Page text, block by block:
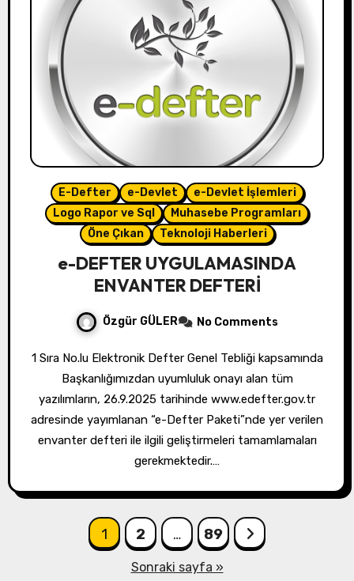
E-Defter e-Devlet
e-Devlet İşlemleri
Logo Rapor ve Sql
Muhasebe Programları
Öne Çıkan
Teknoloji Haberleri
e-DEFTER UYGULAMASINDA
ENVANTER DEFTERİ
Özgür GÜLER No Comments
1 Sıra No.lu Elektronik Defter Genel Tebliği kapsamında
Başkanlığımızdan uyumluluk onayı alan tüm
yazılımların, 26.9.2025 tarihinde www.edefter.gov.tr
adresinde yayımlanan “e-Defter Paketi”nde yer verilen
envanter defteri ile ilgili geliştirmeleri tamamlamaları
gerekmektedir.…
sayfalandırması
1 2 … 89
Sonraki sayfa »